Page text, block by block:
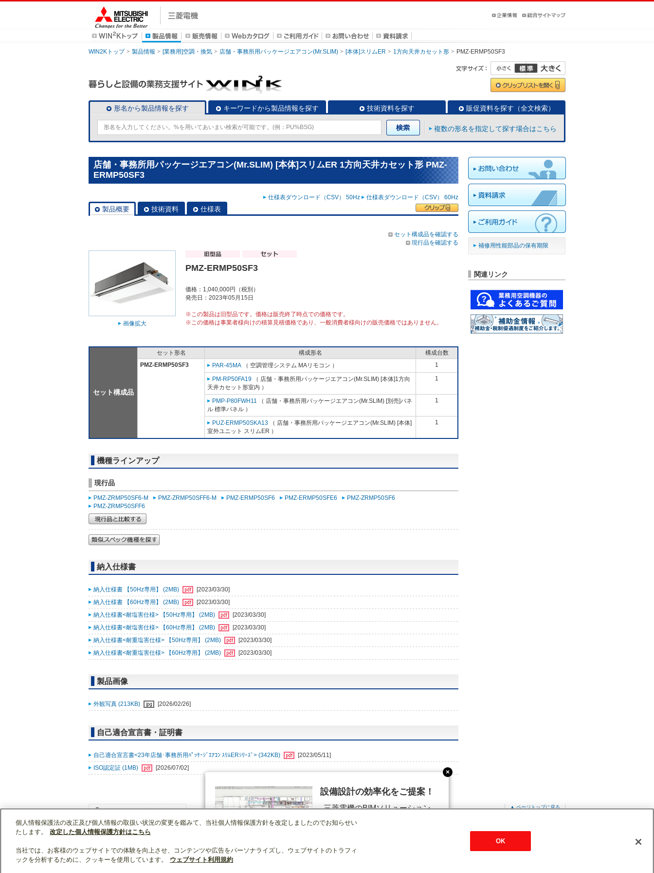
WIN2Kトップ 製品情報 [業務用]空調・換気 店舗・事務所用パッケージエアコン(Mr.SLIM) [本体]スリムER 1方向天井カセット形 PMZ-ERMP50SF3
形名から製品情報を探す キーワードから製品情報を探す 技術資料を探す 販促資料を探す（全文検索）
複数の形名を指定して探す場合はこちら
店舗・事務所用パッケージエアコン(Mr.SLIM) [本体]スリムER 1方向天井カセット形 PMZ-
ERMP50SF3
仕様表ダウンロード（CSV） 50Hz 仕様表ダウンロード（CSV） 60Hz
製品概要 技術資料 仕様表
セット構成品を確認する
現行品を確認する
画像拡大
PMZ-ERMP50SF3
価格：1,040,000円（税別）
発売日：2023年05月15日
※この製品は旧型品です。価格は販売終了時点での価格です。
※この価格は事業者様向けの積算見積価格であり、一般消費者様向けの販売価格ではありません。
セット構成品
セット形名 構成形名
構成台数
PMZ-ERMP50SF3
PAR-45MA （ 空調管理システム MAリモコン ） 1
PM-RP50FA19 （ 店舗・事務所用パッケージエアコン(Mr.SLIM) [本体]1方向
天井カセット形室内 ）
1
PMP-P80FWH11 （ 店舗・事務所用パッケージエアコン(Mr.SLIM) [別売]パネ
ル 標準パネル ）
1
PUZ-ERMP50SKA13 （ 店舗・事務所用パッケージエアコン(Mr.SLIM) [本体]
室外ユニット スリムER ）
1
機種ラインアップ
現行品
PMZ-ZRMP50SF6-M PMZ-ZRMP50SFF6-M PMZ-ERMP50SF6 PMZ-ERMP50SFE6
PMZ-ZRMP50SF6
PMZ-ZRMP50SFF6
納入仕様書
納入仕様書 【50Hz専用】 (2MB)
[2023/03/30]
納入仕様書 【60Hz専用】 (2MB)
[2023/03/30]
納入仕様書<耐塩害仕様> 【50Hz専用】 (2MB)
[2023/03/30]
納入仕様書<耐塩害仕様> 【60Hz専用】 (2MB)
[2023/03/30]
納入仕様書<耐重塩害仕様> 【50Hz専用】 (2MB)
[2023/03/30]
納入仕様書<耐重塩害仕様> 【60Hz専用】 (2MB)
[2023/03/30]
製品画像
外観写真 (213KB) [2026/02/26]
自己適合宣言書・証明書
自己適合宣言書<23年店舗･事務所用ﾊﾟｯｹｰｼﾞｴｱｺﾝ ｽﾘﾑERｼﾘｰｽﾞ> (342KB)
[2023/05/11]
ISO認定証 (1MB)
[2026/07/02]
補修用性能部品の保有期限
関連リンク
▲ ページトップに戻る
WIN2Kトップ 製品情報 PMZ-ERMP50SF3
設備設計の効率化をご提案！
三菱電機のBIMソリューション
（空調.換気.照明）
個人情報保護法の改正及び個人情報の取扱い状況の変更を鑑みて、当社個人情報保護方針を改定しましたのでお知らせい
たします。
改定した個人情報保護方針はこちら
当社では、お客様のウェブサイトでの体験を向上させ、コンテンツや広告をパーソナライズし、ウェブサイトのトラフィ
ックを分析するために、クッキーを使用しています。
ウェブサイト利用規約
OK